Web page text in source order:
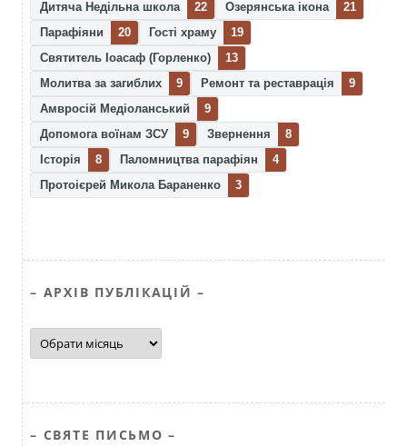
Дитяча Недільна школа
22 Озерянська ікона
21
Парафіяни
20 Гості храму
19
Святитель Іоасаф (Горленко)
13
Молитва за загиблих
9 Ремонт та реставрація
9
Амвросій Медіоланський
9
Допомога воїнам ЗСУ
9 Звернення
8
Історія
8 Паломництва парафіян
4
Протоієрей Микола Бараненко
3
– АРХІВ ПУБЛІКАЦІЙ –
–
АРХІВ
ПУБЛІКАЦІЙ
– СВЯТЕ ПИСЬМО –